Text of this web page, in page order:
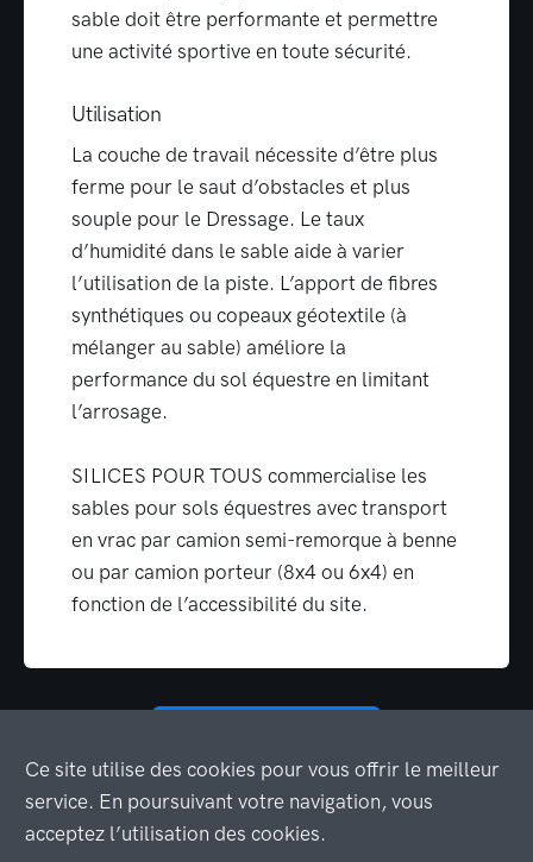
sable doit être performante et permettre
une activité sportive en toute sécurité.
Utilisation
La couche de travail nécessite d’être plus
ferme pour le saut d’obstacles et plus
souple pour le Dressage. Le taux
d’humidité dans le sable aide à varier
l’utilisation de la piste. L’apport de fibres
synthétiques ou copeaux géotextile (à
mélanger au sable) améliore la
performance du sol équestre en limitant
l’arrosage.
SILICES POUR TOUS commercialise les
sables pour sols équestres avec transport
en vrac par camion semi-remorque à benne
ou par camion porteur (8x4 ou 6x4) en
fonction de l’accessibilité du site.
Ce site utilise des cookies pour vous offrir le meilleur
service. En poursuivant votre navigation, vous
acceptez l’utilisation des cookies.